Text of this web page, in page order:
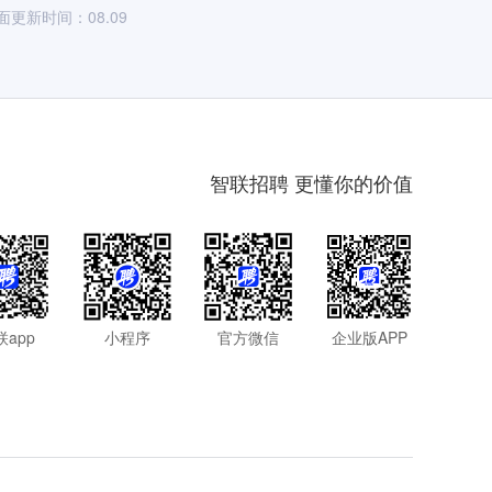
更新时间：08.09
智联招聘 更懂你的价值
app 小程序 官方微信 企业版APP